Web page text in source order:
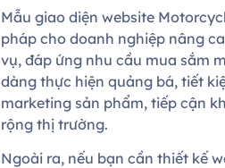
Mẫu giao diện website
pháp cho doanh nghiệp nâng
vụ, đáp ứng nhu cầu mua sắm
dàng thực hiện quảng bá, tiết
marketing sản phẩm, tiếp cận
rộng thị trường.
Ngoài ra, nếu bạn cần thiết kế